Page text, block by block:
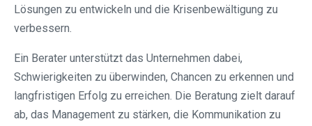
Lösungen zu entwickeln und die Krisenbewältigung zu
verbessern.
Ein Berater unterstützt das Unternehmen dabei,
Schwierigkeiten zu überwinden, Chancen zu erkennen und
langfristigen Erfolg zu erreichen. Die Beratung zielt darauf
ab, das Management zu stärken, die Kommunikation zu